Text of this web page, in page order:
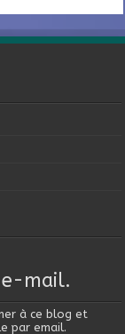
mail.
à ce blog et
par email.